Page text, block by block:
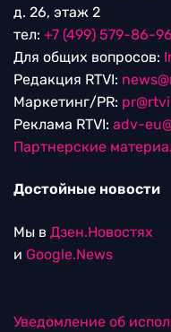
д. 26, этаж 2
тел: +7 (499) 579-86-96
Для общих вопросов:
Редакция RTVI:
Маркетинг/PR:
Реклама RTVI: adv-
Партнерские
Достойные новости
Мы в Дзен.Новостях
и Google.News
Уведомление об